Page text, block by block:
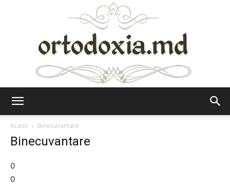
Acasă
Binecuvantare
Binecuvantare
0
0